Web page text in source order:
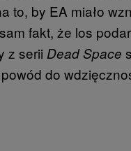
to, by EA miało
fakt, że los
z serii Dead Space
do